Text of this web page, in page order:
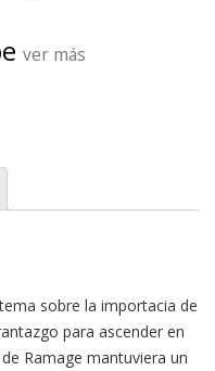
ver más
sobre la importacia de
para ascender en
Ramage mantuviera un